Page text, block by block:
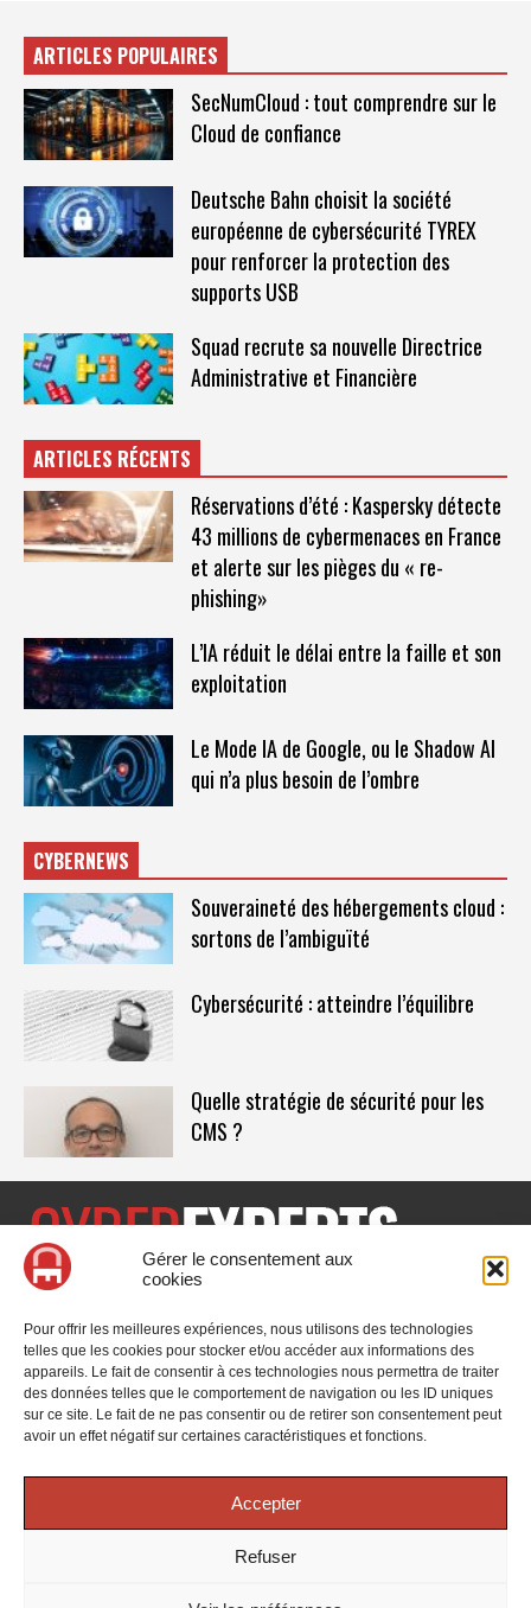
Gérer le consentement aux
cookies
Pour offrir les meilleures expériences, nous utilisons des technologies
telles que les cookies pour stocker et/ou accéder aux informations des
appareils. Le fait de consentir à ces technologies nous permettra de traiter
des données telles que le comportement de navigation ou les ID uniques
sur ce site. Le fait de ne pas consentir ou de retirer son consentement peut
avoir un effet négatif sur certaines caractéristiques et fonctions.
Accepter
Refuser
ARTICLES POPULAIRES
SecNumCloud : tout comprendre sur le
Cloud de confiance
Deutsche Bahn choisit la société
européenne de cybersécurité TYREX
pour renforcer la protection des
supports USB
Squad recrute sa nouvelle Directrice
Administrative et Financière
ARTICLES RÉCENTS
Réservations d’été : Kaspersky détecte
43 millions de cybermenaces en France
et alerte sur les pièges du « re-
phishing»
L’IA réduit le délai entre la faille et son
exploitation
Le Mode IA de Google, ou le Shadow AI
qui n’a plus besoin de l’ombre
CYBERNEWS
Souveraineté des hébergements cloud :
sortons de l’ambiguïté
Cybersécurité : atteindre l’équilibre
Quelle stratégie de sécurité pour les
CMS ?
CyberExperts.tech est un média dédié à la sécurité informatique
l'actualité, des retours d'utilisateurs, des évènements, des livres
blancs et les nominations du secteur. Retrouvez toutes les
informations sur les innovations en cybersécurité.
Vous cherchez quelque chose ?